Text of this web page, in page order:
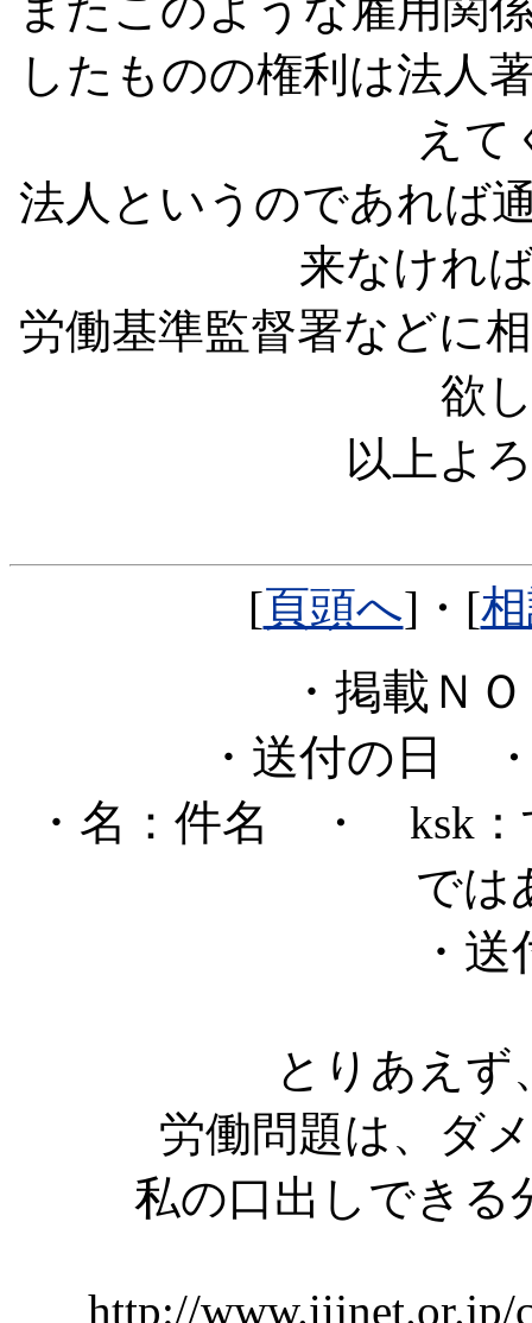
したものの権利は法人
えて
法人というのであれば
来なけれ
労働基準監督署などに
欲
以上よろし
[頁頭へ]・[
・掲載Ｎ
・送付の日
・名：件名
・ ksk：
では
・
とりあえず
労働問題は、ダ
私の口出しできる
http://www.iijnet.or.jp/